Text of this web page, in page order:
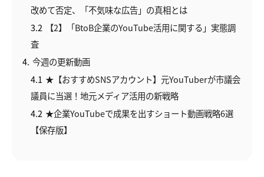
改めて否定、「不気味な広告」の真相とは
3.2
【2】「BtoB企業のYouTube活用に関する」実態調
査
4 今週の更新動画
4.1 ★【おすすめSNSアカウント】元YouTuberが市議会
議員に当選！地元メディア活用の新戦略
4.2 ★企業YouTubeで成果を出すショート動画戦略6選
【保存版】